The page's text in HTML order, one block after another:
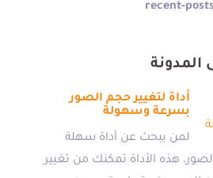
recent-
المدونة
أداة لتغيير حجم الصور
بسرعة وسهولة
لمن يبحث عن أداة سهلة
هذه الأداة تمكنك من تغيير